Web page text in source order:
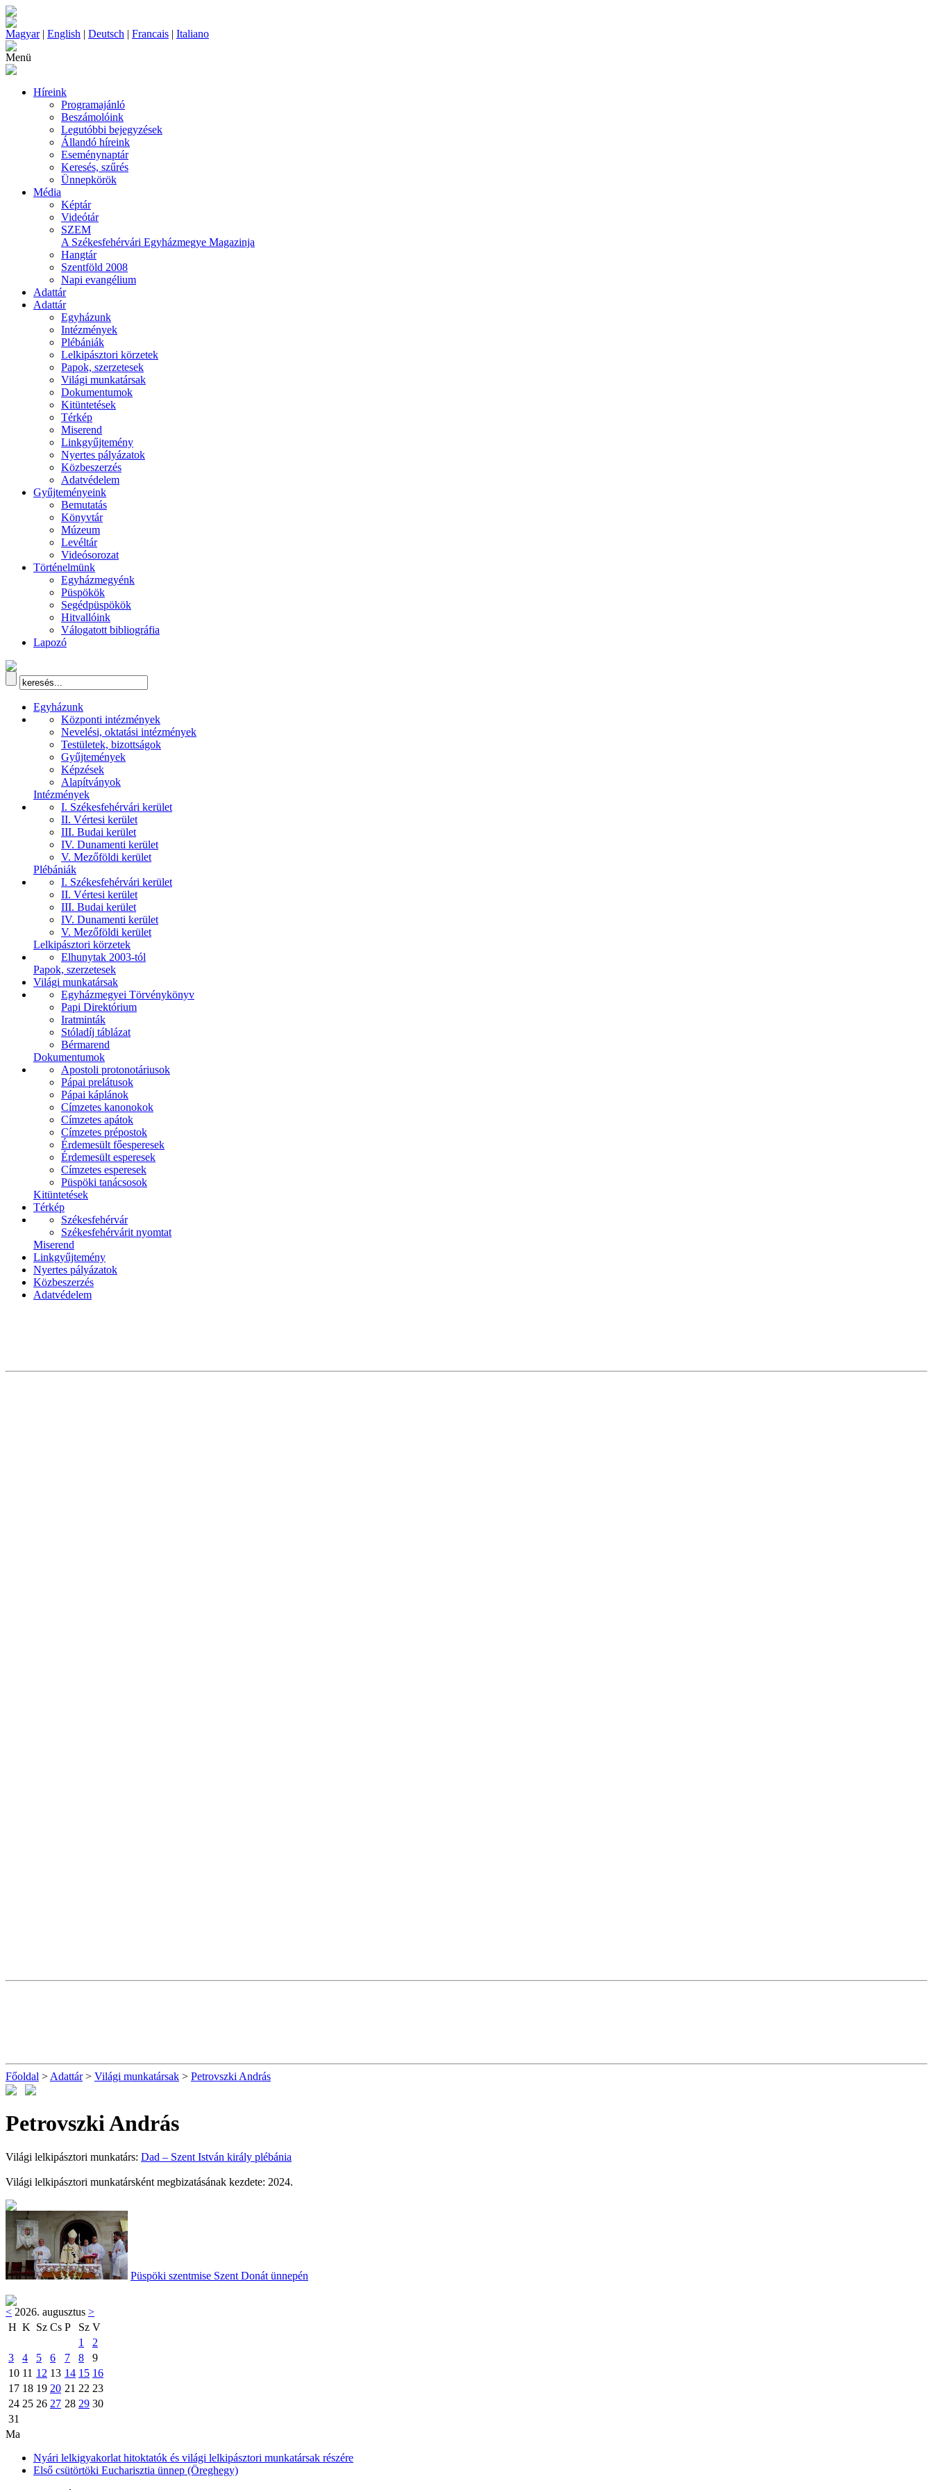
Magyar| English | Deutsch | Francais | Italiano
Menü
Híreink
Programajánló
Beszámolóink
Legutóbbi bejegyzések
Állandó híreink
Eseménynaptár
Keresés, szűrés
Ünnepkörök
Média
Képtár
Videótár
SZEM
A Székesfehérvári Egyházmegye Magazinja
Hangtár
Szentföld 2008
Napi evangélium
Adattár
Adattár
Egyházunk
Intézmények
Plébániák
Lelkipásztori körzetek
Papok, szerzetesek
Világi munkatársak
Dokumentumok
Kitüntetések
Térkép
Miserend
Linkgyűjtemény
Nyertes pályázatok
Közbeszerzés
Adatvédelem
Gyűjteményeink
Bemutatás
Könyvtár
Múzeum
Levéltár
Videósorozat
Történelmünk
Egyházmegyénk
Püspökök
Segédpüspökök
Hitvallóink
Válogatott bibliográfia
Lapozó
Egyházunk
Központi intézmények
Nevelési, oktatási intézmények
Testületek, bizottságok
Gyűjtemények
Képzések
Alapítványok
Intézmények
I. Székesfehérvári kerület
II. Vértesi kerület
III. Budai kerület
IV. Dunamenti kerület
V. Mezőföldi kerület
Plébániák
I. Székesfehérvári kerület
II. Vértesi kerület
III. Budai kerület
IV. Dunamenti kerület
V. Mezőföldi kerület
Lelkipásztori körzetek
Elhunytak 2003-tól
Papok, szerzetesek
Világi munkatársak
Egyházmegyei Törvénykönyv
Papi Direktórium
Iratminták
Stóladíj táblázat
Bérmarend
Dokumentumok
Apostoli protonotáriusok
Pápai prelátusok
Pápai káplánok
Címzetes kanonokok
Címzetes apátok
Címzetes prépostok
Érdemesült főesperesek
Érdemesült esperesek
Címzetes esperesek
Püspöki tanácsosok
Kitüntetések
Térkép
Székesfehérvár
Székesfehérvárit nyomtat
Miserend
Linkgyűjtemény
Nyertes pályázatok
Közbeszerzés
Adatvédelem
Főoldal > Adattár> Világi munkatársak > Petrovszki András
Petrovszki András
Világi lelkipásztori munkatárs: Dad – Szent István király plébánia
Világi lelkipásztori munkatársként megbizatásának kezdete: 2024.
Püspöki szentmise Szent Donát ünnepén
< 2026. augusztus >
H K Sz Cs P Sz V
1
2
3
4 5 6 7 8
9
10 11 12 13 14 15 16
17 18 19 20 21 22 23
24 25 26 27 28 29 30
31
Ma
Nyári lelkigyakorlat hitoktatók és világi lelkipásztori munkatársak részére
Első csütörtöki Eucharisztia ünnep (Öreghegy)